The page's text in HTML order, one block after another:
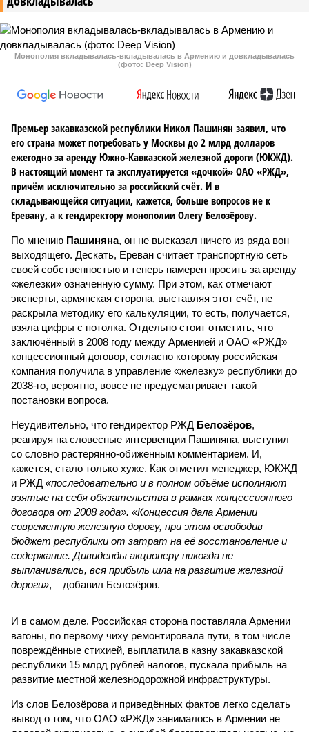
Монополия вкладывалась-вкладывалась в Армению и довкладывалась
(фото: Deep Vision)
Премьер закавказской республики Никол Пашинян заявил, что
его страна может потребовать у Москвы до 2 млрд долларов
ежегодно за аренду Южно-Кавказской железной дороги (ЮКЖД).
В настоящий момент та эксплуатируется «дочкой» ОАО «РЖД»,
причём исключительно за российский счёт. И в
складывающейся ситуации, кажется, больше вопросов не к
Еревану, а к гендиректору монополии Олегу Белозёрову.
По мнению Пашиняна, он не высказал ничего из ряда вон
выходящего. Дескать, Ереван считает транспортную сеть
своей собственностью и теперь намерен просить за аренду
«железки» означенную сумму. При этом, как отмечают
эксперты, армянская сторона, выставляя этот счёт, не
раскрыла методику его калькуляции, то есть, получается,
взяла цифры с потолка. Отдельно стоит отметить, что
заключённый в 2008 году между Арменией и ОАО «РЖД»
концессионный договор, согласно которому российская
компания получила в управление «железку» республики до
2038-го, вероятно, вовсе не предусматривает такой
постановки вопроса.
Неудивительно, что гендиректор РЖД Белозёров,
реагируя на словесные интервенции Пашиняна, выступил
со словно растерянно-обиженным комментарием. И,
кажется, стало только хуже. Как отметил менеджер, ЮКЖД
и РЖД «последовательно и в полном объёме исполняют
взятые на себя обязательства в рамках концессионного
договора от 2008 года». «Концессия дала Армении
современную железную дорогу, при этом освободив
бюджет республики от затрат на её восстановление и
содержание. Дивиденды акционеру никогда не
выплачивались, вся прибыль шла на развитие железной
дороги», – добавил Белозёров.
И в самом деле. Российская сторона поставляла Армении
вагоны, по первому чиху ремонтировала пути, в том числе
повреждённые стихией, выплатила в казну закавказской
республики 15 млрд рублей налогов, пускала прибыль на
развитие местной железнодорожной инфраструктуры.
Из слов Белозёрова и приведённых фактов легко сделать
вывод о том, что ОАО «РЖД» занималось в Армении не